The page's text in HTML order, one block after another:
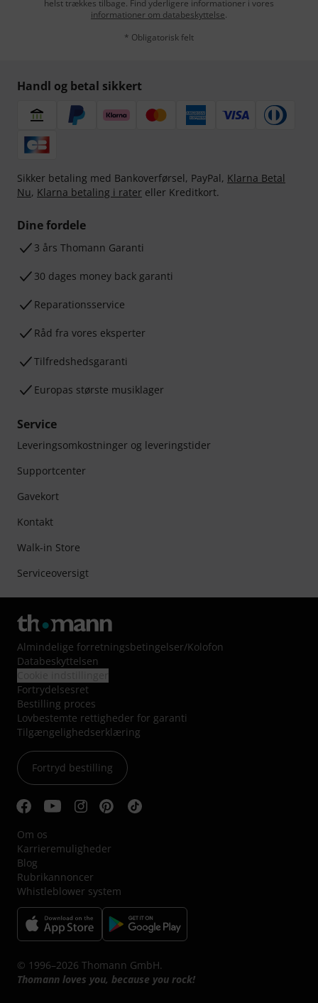
helst trækkes tilbage. Find yderligere informationer i vores
informationer om databeskyttelse.
* Obligatorisk felt
Handl og betal sikkert
Sikker betaling med Bankoverførsel, PayPal, Klarna Betal
Nu, Klarna betaling i rater eller Kreditkort.
Dine fordele
3 års Thomann Garanti
30 dages money back garanti
Reparationsservice
Råd fra vores eksperter
Tilfredshedsgaranti
Europas største musiklager
Service
Leveringsomkostninger og leveringstider
Supportcenter
Gavekort
Kontakt
Walk-in Store
Serviceoversigt
Almindelige forretningsbetingelser/Kolofon
Databeskyttelsen
Fortrydelsesret
Bestilling proces
Lovbestemte rettigheder for garanti
Tilgængelighedserklæring
Fortryd bestilling
Om os
Karrieremuligheder
Blog
Rubrikannoncer
Whistleblower system
© 1996–2026 Thomann GmbH.
Thomann loves you, because you rock!